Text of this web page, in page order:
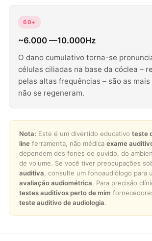
60+
~6.000 —10.000Hz
O dano cumulativo torna-se
células ciliadas na base da cóclea –
pelas altas frequências – são as
não se regeneram.
Nota: Este é um divertido educativo teste
line ferramenta, não médica exame
dependem dos fones de ouvido, do
de volume. Se você tiver preocupações
auditiva , consulte um fonoaudiólogo para
avaliação audiométrica. Para precisão
testes auditivos perto de mim
teste auditivo de audiologia.